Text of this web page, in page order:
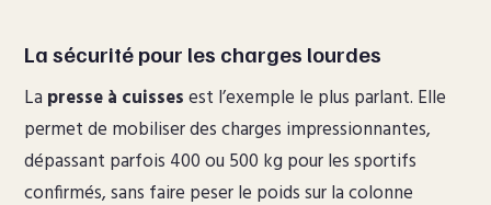
La sécurité pour les charges lourdes
La presse à cuissesest l’exemple le plus parlant. Elle
permet de mobiliser des charges impressionnantes,
dépassant parfois 400 ou 500 kg pour les sportifs
confirmés, sans faire peser le poids sur la colonne